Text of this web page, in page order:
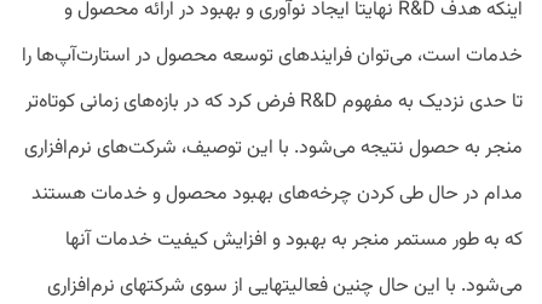
اینکه هدف R&D نهایتاً ایجاد نوآوری و بهبود در ارائه محصول و
خدمات است، می‌توان فرایندهای توسعه محصول در استارت‌آپ‌ها را
تا حدی نزدیک به مفهوم R&D فرض کرد که در بازه‌‏های زمانی کوتاه‌‏تر
منجر به حصول نتیجه می‌شود. با این توصیف، شرکت‌های نرم‌افزاری
مدام در حال طی کردن چرخه‌های بهبود محصول و خدمات هستند
که به طور مستمر منجر به بهبود و افزایش کیفیت خدمات آنها
می‌‏شود. با این حال چنین فعالیت‏هایی از سوی شرکت‏های نرم‌افزاری